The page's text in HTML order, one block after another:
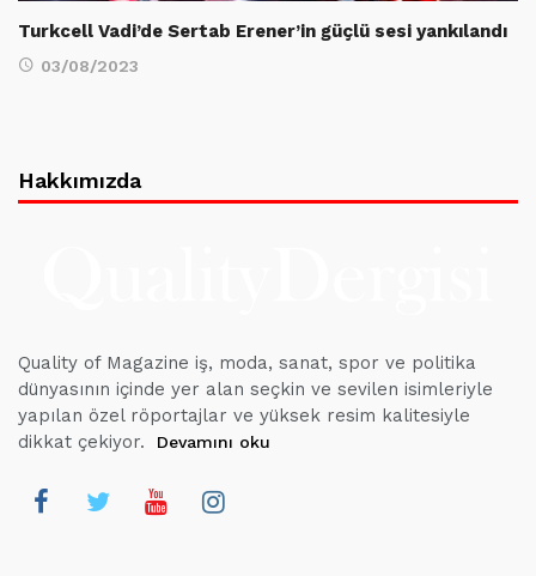
Turkcell Vadi’de Sertab Erener’in güçlü sesi yankılandı
03/08/2023
Hakkımızda
Quality of Magazine iş, moda, sanat, spor ve politika
dünyasının içinde yer alan seçkin ve sevilen isimleriyle
yapılan özel röportajlar ve yüksek resim kalitesiyle
dikkat çekiyor.
Devamını oku